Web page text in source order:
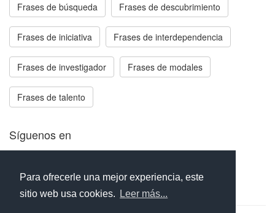
Para ofrecerle una mejor experiencia, este
sitio web usa cookies.
Leer más...
Frases de búsqueda Frases de descubrimiento
Frases de iniciativa Frases de interdependencia
Frases de investigador Frases de modales
Frases de talento
Síguenos en